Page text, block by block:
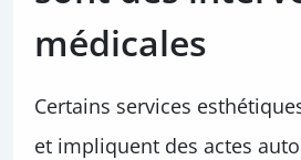
médicales
Certains services
et impliquent des actes